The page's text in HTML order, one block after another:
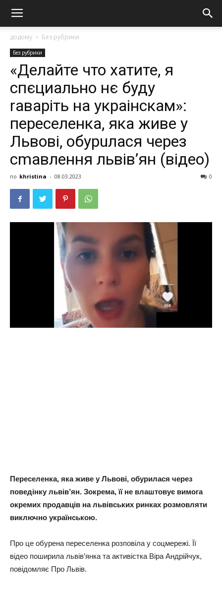
додому Без рубрики
Без рубрики
«Делайте что хатите, я
спєциально нє буду
rаваріть на украінскaм»:
переселенка, яка живе у
Львові, обурuлася через
сmавлення львів’ян (відео)
по khristina - 08.03.2023 0
Переселенка, яка живе у Львові, обурилася через
поведінку львів’ян. Зокрема, її не влаштовує вимога
окремих продавців на львівських ринках розмовляти
виключно українською.
Про це обурена переселенка розповіла у соцмережі. Її
відео поширила львів’янка та активістка Віра Андрійчук,
повідомляє Про Львів.